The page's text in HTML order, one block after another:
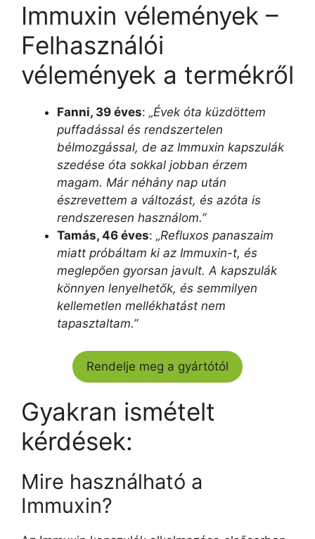
Immuxin vélemények –
Felhasználói
vélemények a termékről
Fanni, 39 éves: „Évek óta küzdöttem
puffadással és rendszertelen
bélmozgással, de az Immuxin kapszulák
szedése óta sokkal jobban érzem
magam. Már néhány nap után
észrevettem a változást, és azóta is
rendszeresen használom.”
Tamás, 46 éves: „Refluxos panaszaim
miatt próbáltam ki az Immuxin-t, és
meglepően gyorsan javult. A kapszulák
könnyen lenyelhetők, és semmilyen
kellemetlen mellékhatást nem
tapasztaltam.”
Rendelje meg a gyártótól
Gyakran ismételt
kérdések:
Mire használható a
Immuxin?